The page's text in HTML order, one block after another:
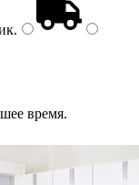
.
время.